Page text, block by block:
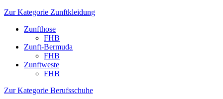
Zur Kategorie Zunftkleidung
Zunfthose
FHB
Zunft-Bermuda
FHB
Zunftweste
FHB
Zur Kategorie Berufsschuhe